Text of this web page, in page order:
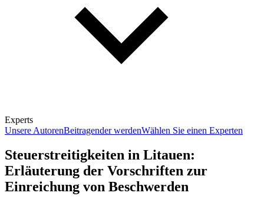
Experts
Unsere AutorenBeitragender werdenWählen Sie einen Experten
Steuerstreitigkeiten in Litauen:
Erläuterung der Vorschriften zur
Einreichung von Beschwerden